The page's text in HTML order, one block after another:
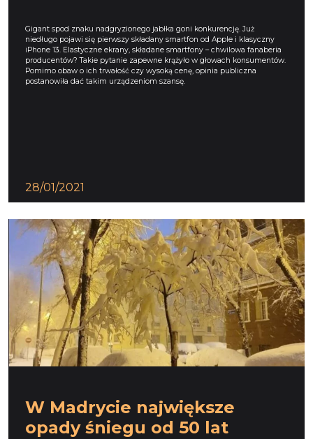
Gigant spod znaku nadgryzionego jabłka goni konkurencję. Już
niedługo pojawi się pierwszy składany smartfon od Apple i klasyczny
iPhone 13. Elastyczne ekrany, składane smartfony – chwilowa fanaberia
producentów? Takie pytanie zapewne krążyło w głowach konsumentów.
Pomimo obaw o ich trwałość czy wysoką cenę, opinia publiczna
postanowiła dać takim urządzeniom szansę.
28/01/2021
W Madrycie największe
opady śniegu od 50 lat